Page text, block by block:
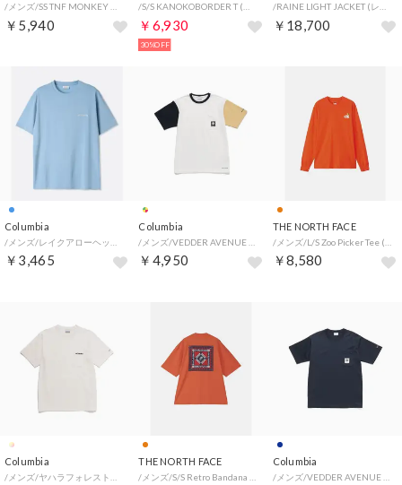
/メンズ/SS TNF MONKEY MG T (ショートスリーブTNFモンキーマジックティー) （Z）
￥5,940
/S/S KANOKOBORDER T (ショートスリーブドライカノコボーダーティー) （SS）
￥6,930
30%OFF
/RAINE LIGHT JACKET (レイネライトジャケット) （AN）
￥18,700
Columbia
￥3,465
Columbia
￥4,950
THE NORTH FACE
￥8,580
Columbia
/メンズ/ヤハラフォレストポケットショートスリーブクルー （SEA SALT SOLID）
THE NORTH FACE
/メンズ/S/S Retro Bandana Logo Tee (ショートスリーブレトロバンダナロゴティー) （TO）
Columbia
/メンズ/VEDDER AVENUE POCKET SS TEE （Collegiate Navy）